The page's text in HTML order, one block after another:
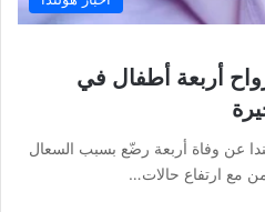
أربعة أطفال في
عن وفاة أربعة رضّع بسبب السعال
مع ارتفاع حالات…